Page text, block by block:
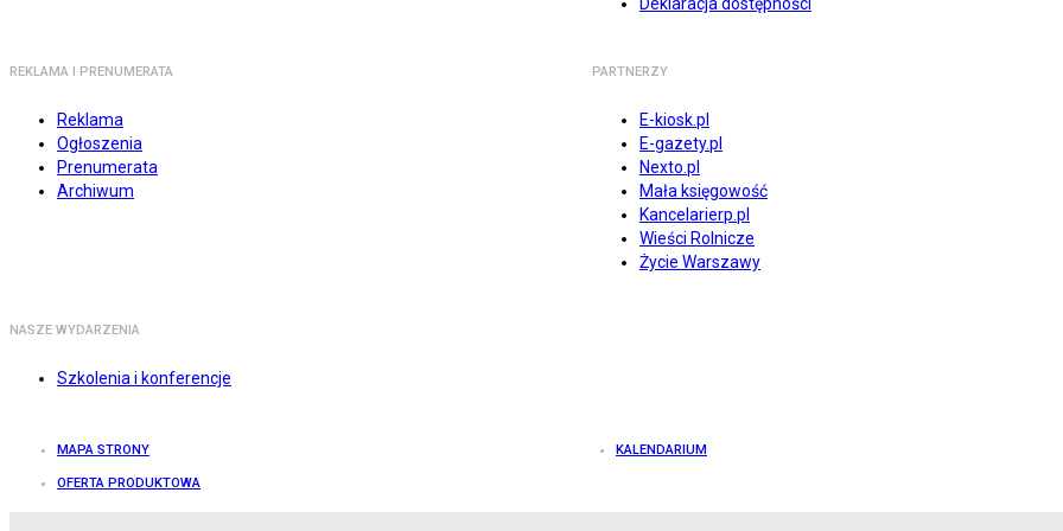
REKLAMA I PRENUMERATA
Reklama
Ogłoszenia
Prenumerata
Archiwum
PARTNERZY
E-kiosk.pl
E-gazety.pl
Nexto.pl
Mała księgowość
Kancelarierp.pl
Wieści Rolnicze
Życie Warszawy
NASZE WYDARZENIA
Szkolenia i konferencje
MAPA STRONY KALENDARIUM
OFERTA PRODUKTOWA